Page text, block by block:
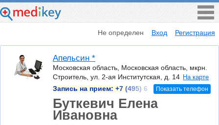
Не определен Вход Регистрация
Апельсин *
Московская область, Московская область, мкрн.
Строитель, ул. 2-ая Институтская, д. 14 На карте
Запись на прием: +7 (495) 6 Показать телефон
Буткевич Елена
Ивановна